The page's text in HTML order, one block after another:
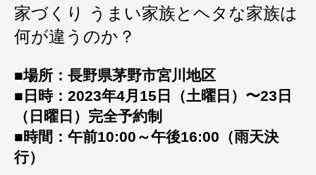
家づくり うまい家族とヘタな家族は
何が違うのか？
■場所：長野県茅野市宮川地区
■日時：2023年4月15日（土曜日）〜23日
（日曜日）完全予約制
■時間：午前10:00～午後16:00（雨天決
行）